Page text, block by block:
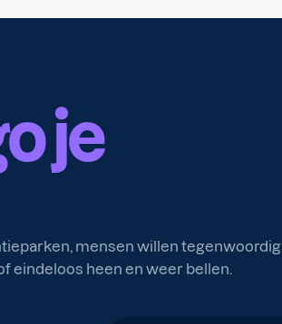
je
mensen willen tegenwoordig
eindeloos heen en weer bellen.